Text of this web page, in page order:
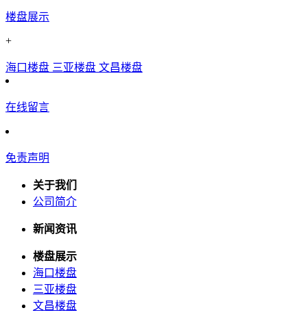
楼盘展示
+
海口楼盘 三亚楼盘 文昌楼盘
在线留言
免责声明
关于我们
公司简介
新闻资讯
楼盘展示
海口楼盘
三亚楼盘
文昌楼盘